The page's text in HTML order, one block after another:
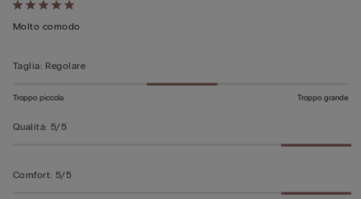
Valutato
5
5
Molto comodo
Taglia: Regolare
Troppo piccola Troppo grande
Qualità: 5/5
Comfort: 5/5